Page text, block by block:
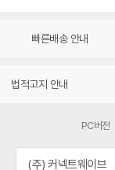
빠른배송 안내
법적고지 안내
PC버전
(주) 커넥트웨이브